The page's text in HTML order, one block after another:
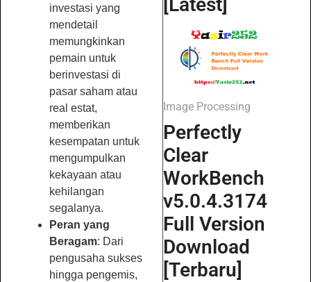
investasi yang
mendetail
memungkinkan
pemain untuk
berinvestasi di
pasar saham atau
real estat,
memberikan
kesempatan untuk
mengumpulkan
kekayaan atau
kehilangan
segalanya.
Peran yang
Beragam: Dari
pengusaha sukses
hingga pengemis,
[Latest]
Image Processing
Perfectly
Clear
WorkBench
v5.0.4.3174
Full Version
Download
[Terbaru]